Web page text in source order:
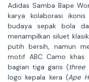
Adidas Samba Bape
karya kolaborasi
budaya sepak bola
menampilkan siluet
putih bersih, namun
motif ABC Camo khas
bagian tiga garis (three
logo kepala kera (Ape